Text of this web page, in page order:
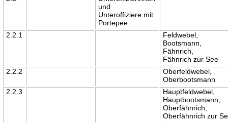
und
Unteroffiziere mit
Portepee
2.2.1
Feldwebel,
Bootsmann,
Fähnrich,
Fähnrich zur See
2.2.2
Oberfeldwebel,
Oberbootsmann
2.2.3
Hauptfeldwebel,
Hauptbootsmann,
Oberfähnrich,
Oberfähnrich zur